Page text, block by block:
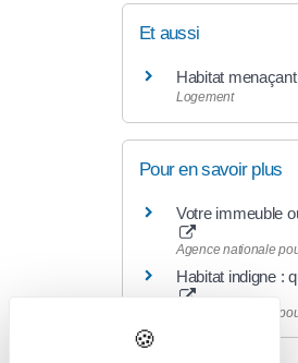
Et aussi
Habitat
Logement
Pour en savoir plus
Votre immeuble
Agence nationale
Habitat indigne :
Agence nationale